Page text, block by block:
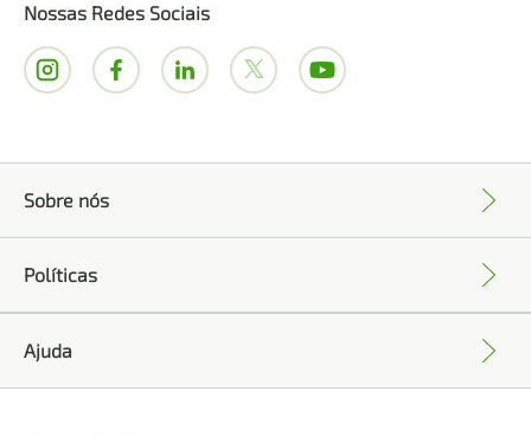
Nossas Redes Sociais
Sobre nós
Políticas
Ajuda